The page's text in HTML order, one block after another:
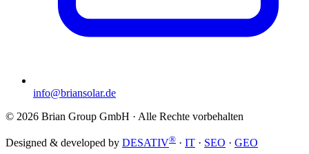
info@briansolar.de
© 2026 Brian Group GmbH · Alle Rechte vorbehalten
Designed & developed by DESATIV® · IT · SEO · GEO